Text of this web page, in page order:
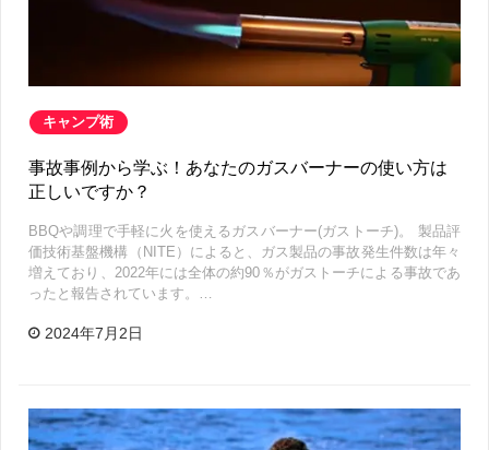
キャンプ術
事故事例から学ぶ！あなたのガスバーナーの使い方は
正しいですか？
BBQや調理で手軽に火を使えるガスバーナー(ガストーチ)。 製品評
価技術基盤機構（NITE）によると、ガス製品の事故発生件数は年々
増えており、2022年には全体の約90％がガストーチによる事故であ
ったと報告されています。…
2024年7月2日